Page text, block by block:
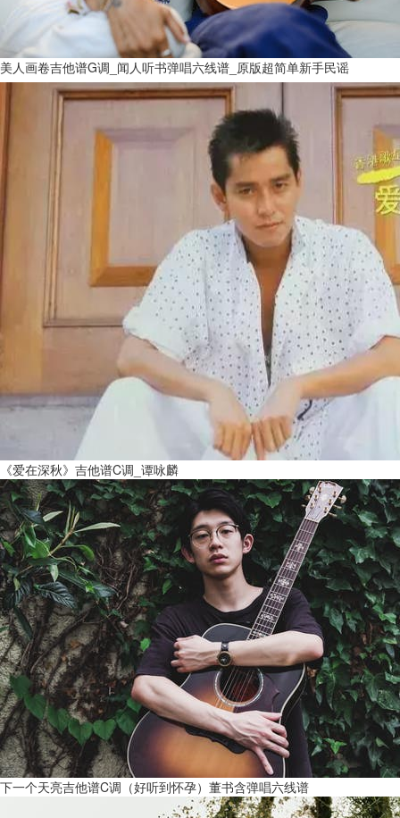
美人画卷吉他谱G调_闻人听书弹唱六线谱_原版超简单新手民谣
《爱在深秋》吉他谱C调_谭咏麟
下一个天亮吉他谱C调（好听到怀孕）董书含弹唱六线谱